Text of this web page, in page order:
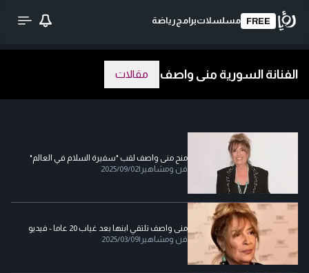
FREE مسلسلاتبرامج رياضة
الفنانة السورية منى واصف مقالات
منح منى واصف لقب "سفيرة السلام في العالم"
فن ومشاهير |
2025/09/02
منى واصف تلتقي ابنها بعد غياب 20 عاما - فيديو
فن ومشاهير |
2025/03/09